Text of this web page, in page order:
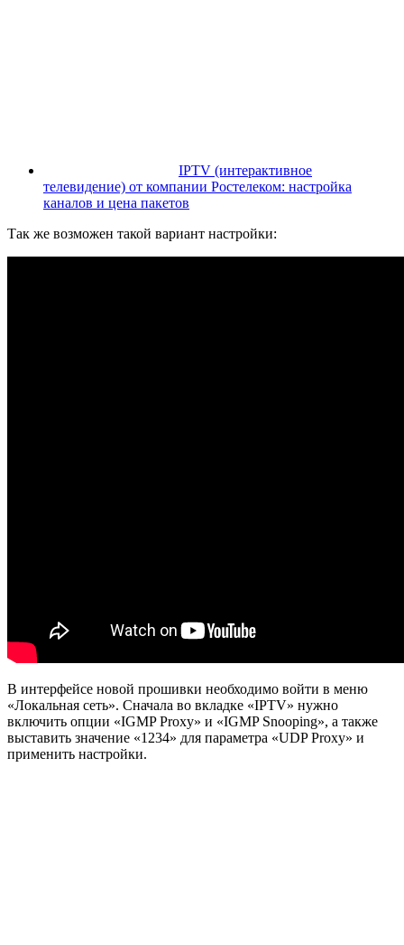
IPTV (интерактивное
телевидение) от компании Ростелеком: настройка
каналов и цена пакетов
Так же возможен такой вариант настройки:
В интерфейсе новой прошивки необходимо войти в меню
«Локальная сеть». Сначала во вкладке «IPTV» нужно
включить опции «IGMP Proxy» и «IGMP Snooping», а также
выставить значение «1234» для параметра «UDP Proxy» и
применить настройки.